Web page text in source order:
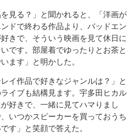
見る？」と聞かれると、「洋画が
ドで終わる作品より、バッドエン
きで、そういう映画を見て休日に
です。部屋着でゆったりとお茶と
ます」と明かした。
イ作品で好きなジャンルは？」と
イブも結構見ます。宇多田ヒカル
好きで、一緒に見てハマりまし
いつかスピーカーを買っておうち
す」と笑顔で答えた。